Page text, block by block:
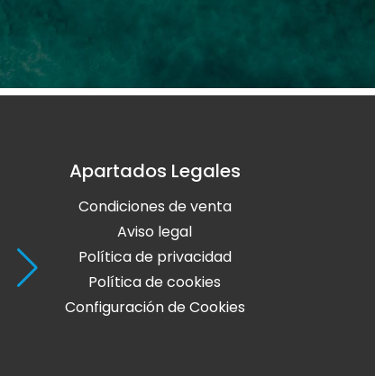
Holaola Ribadeo
Avda de Leopoldo Calvo Sotelo,
Teléfono: 982 128 424
online@holaola.com
Apartados Legales
Condiciones de venta
Aviso legal
Política de privacidad
Política de cookies
Configuración de Cookies